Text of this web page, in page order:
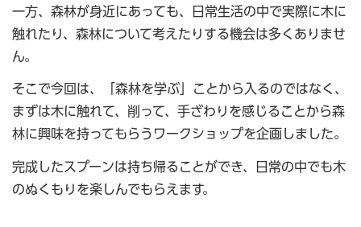
一方、森林が身近にあっても、日常生活の中で実際に木に
触れたり、森林について考えたりする機会は多くありませ
ん。
そこで今回は、「森林を学ぶ」ことから入るのではなく、
まずは木に触れて、削って、手ざわりを感じることから森
林に興味を持ってもらうワークショップを企画しました。
完成したスプーンは持ち帰ることができ、日常の中でも木
のぬくもりを楽しんでもらえます。